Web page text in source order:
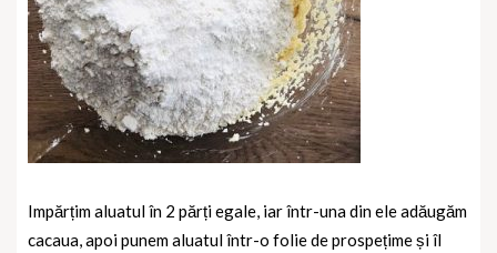
Impărțim aluatul în 2 părți egale, iar într-una din ele adăugăm
cacaua, apoi punem aluatul într-o folie de prospețime și îl